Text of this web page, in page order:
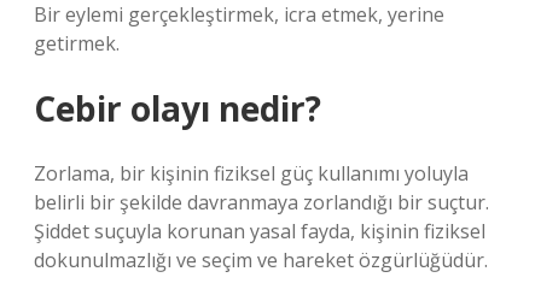
Bir eylemi gerçekleştirmek, icra etmek, yerine
getirmek.
Cebir olayı nedir?
Zorlama, bir kişinin fiziksel güç kullanımı yoluyla
belirli bir şekilde davranmaya zorlandığı bir suçtur.
Şiddet suçuyla korunan yasal fayda, kişinin fiziksel
dokunulmazlığı ve seçim ve hareket özgürlüğüdür.